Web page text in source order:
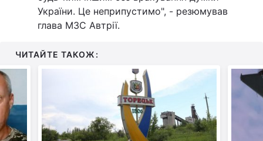
України. Це неприпустимо", - резюмував
глава МЗС Автрії.
ЧИТАЙТЕ ТАКОЖ: